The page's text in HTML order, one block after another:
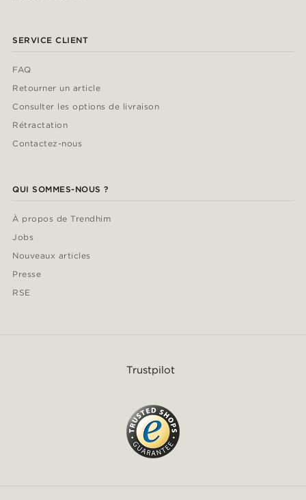
SERVICE CLIENT
FAQ
Retourner un article
Consulter les options de livraison
Rétractation
Contactez-nous
QUI SOMMES-NOUS ?
À propos de Trendhim
Jobs
Nouveaux articles
Presse
RSE
Trustpilot